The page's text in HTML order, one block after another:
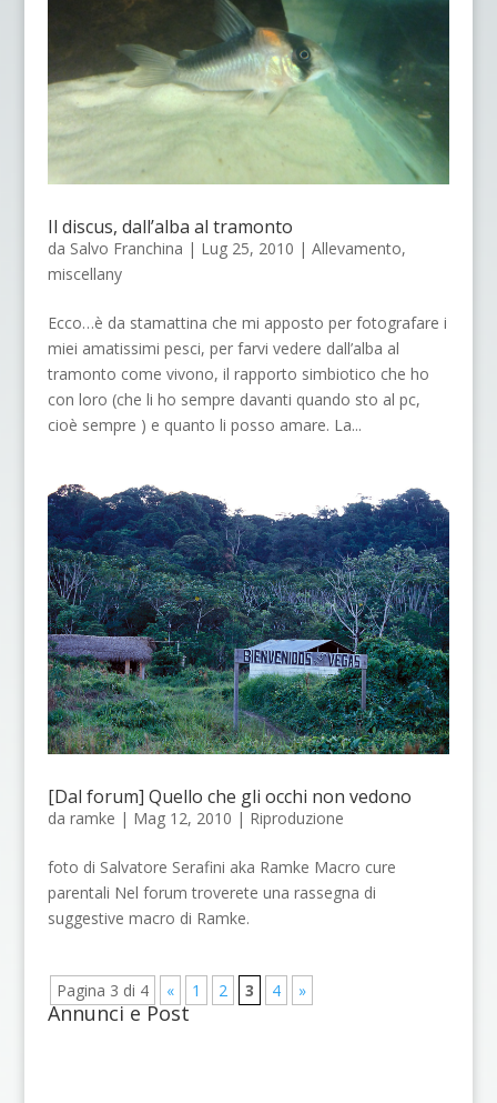
Il discus, dall’alba al tramonto
da Salvo Franchina | Lug 25, 2010 | Allevamento,
miscellany
Ecco…è da stamattina che mi apposto per fotografare i
miei amatissimi pesci, per farvi vedere dall’alba al
tramonto come vivono, il rapporto simbiotico che ho
con loro (che li ho sempre davanti quando sto al pc,
cioè sempre ) e quanto li posso amare. La...
[Dal forum] Quello che gli occhi non vedono
da ramke | Mag 12, 2010 | Riproduzione
foto di Salvatore Serafini aka Ramke Macro cure
parentali Nel forum troverete una rassegna di
suggestive macro di Ramke.
Pagina 3 di 4 « 1 2 3 4 »
Annunci e Post